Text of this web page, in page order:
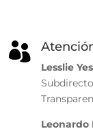

Lesslie
Leonardo